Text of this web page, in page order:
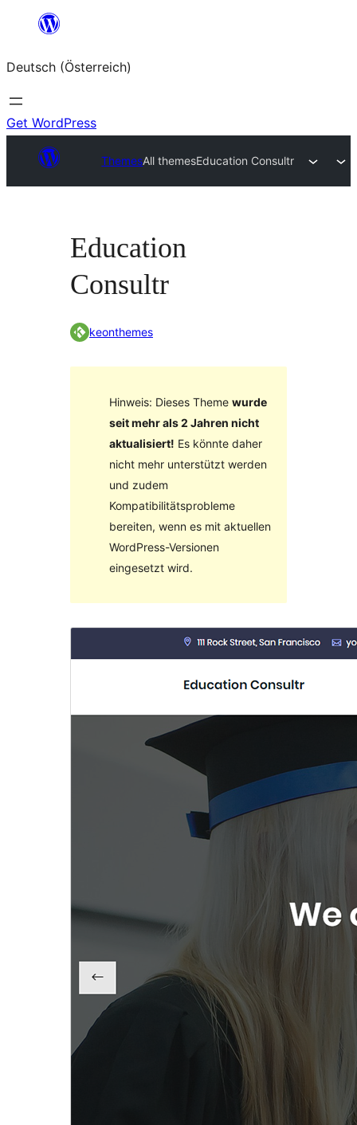
springen
Deutsch (Österreich)
Get WordPress
ThemesAll themesEducation Consultr
Education
Consultr
keonthemes
Hinweis: Dieses Theme wurde
seit mehr als 2 Jahren nicht
aktualisiert! Es könnte daher
nicht mehr unterstützt werden
und zudem
Kompatibilitätsprobleme
bereiten, wenn es mit aktuellen
WordPress-Versionen
eingesetzt wird.